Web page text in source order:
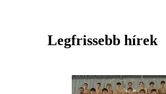
Legfrissebb hírek